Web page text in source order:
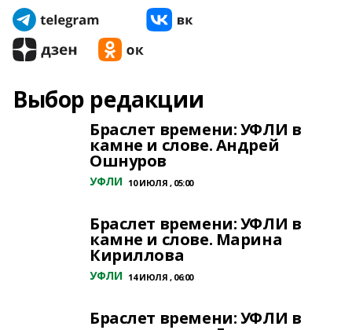
Выбор редакции
Браслет времени: УФЛИ в
камне и слове. Андрей
Ошнуров
УФЛИ 10 ИЮЛЯ , 05:00
Браслет времени: УФЛИ в
камне и слове. Марина
Кириллова
УФЛИ 14 ИЮЛЯ , 06:00
Браслет времени: УФЛИ в